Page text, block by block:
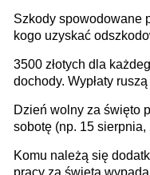
odliczenie
mld zł
Szkody spowodowane
kogo uzyskać
3500 złotych dla
dochody. Wypłaty
Dzień wolny za święto
sobotę (np. 15 sierpnia,
pracodawcy (sektor
Komu należą się
pracy za święta